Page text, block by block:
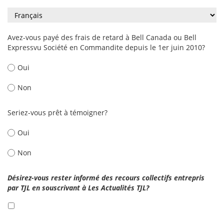
Avez-vous payé des frais de retard à Bell Canada ou Bell
Expressvu Société en Commandite depuis le 1er juin 2010?
Oui
Non
Seriez-vous prêt à témoigner?
Oui
Non
Désirez-vous rester informé des recours collectifs entrepris
par TJL en souscrivant à Les Actualités TJL?